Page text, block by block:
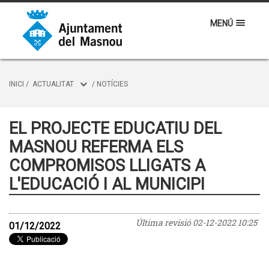
MENÚ
INICI / ACTUALITAT / NOTÍCIES
EL PROJECTE EDUCATIU DEL
MASNOU REFERMA ELS
COMPROMISOS LLIGATS A
L'EDUCACIÓ I AL MUNICIPI
Última revisió02-12-2022 10:25
01/12/2022